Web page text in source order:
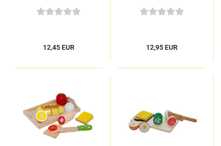
Zubehör 0927.9
12,45 EUR 12,95 EUR